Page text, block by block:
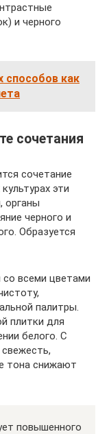
и черного
способов как
сочетания
сочетание
эти
органы
черного и
Образуется
со всеми цветами
палитры.
плитки для
белого. С
тона снижают
повышенного